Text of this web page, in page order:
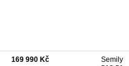
169 990 Kč
Semily